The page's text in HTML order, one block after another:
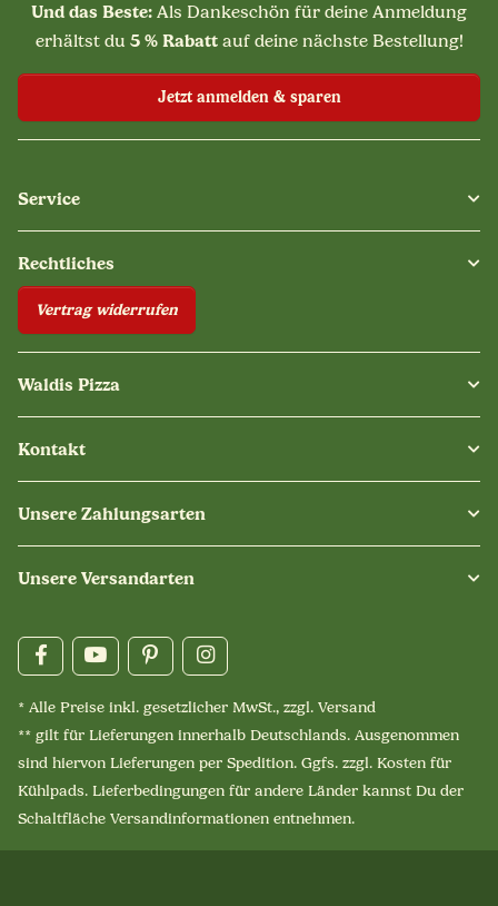
Und das Beste: Als Dankeschön für deine Anmeldung
erhältst du 5 % Rabattauf deine nächste Bestellung!
Jetzt anmelden & sparen
Service
Rechtliches
Vertrag widerrufen
Waldis Pizza
Kontakt
Unsere Zahlungsarten
Unsere Versandarten
* Alle Preise inkl. gesetzlicher MwSt., zzgl. Versand
** gilt für Lieferungen innerhalb Deutschlands. Ausgenommen
sind hiervon Lieferungen per Spedition. Ggfs. zzgl. Kosten für
Kühlpads. Lieferbedingungen für andere Länder kannst Du der
Schaltfläche Versandinformationen entnehmen.